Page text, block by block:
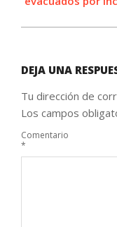
DEJA UNA
Tu dirección de
Los campos
Comentario
*